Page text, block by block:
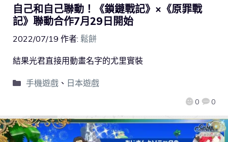
自己和自己聯動！《鎖鏈戰記》×《原罪戰
記》聯動合作7月29日開始
2022/07/19 作者: 鬆餅
0 0
結果光君直接用動畫名字的尤里實裝
手機遊戲、 日本遊戲